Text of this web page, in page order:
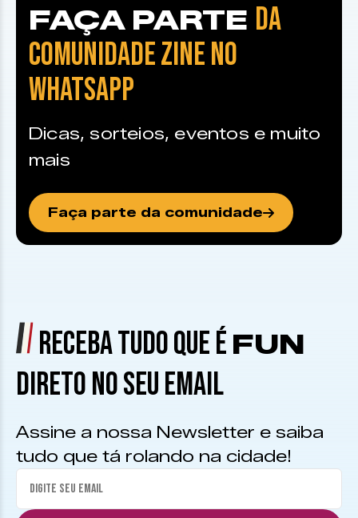
FAÇA PARTE DA
COMUNIDADE ZINE NO
WHATSAPP
Dicas, sorteios, eventos e muito
mais
Faça parte da comunidade
RECEBA TUDO QUE É FUN
DIRETO NO SEU EMAIL
Assine a nossa Newsletter e saiba
tudo que tá rolando na cidade!